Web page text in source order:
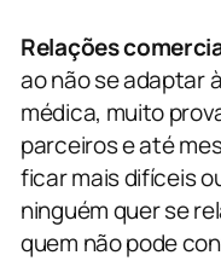
Relações
ao não se adaptar
médica, muito
parceiros e até
ficar mais difíceis
ninguém quer se
quem não pode